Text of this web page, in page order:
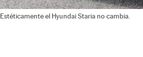
Estéticamente el Hyundai Staria no cambia.